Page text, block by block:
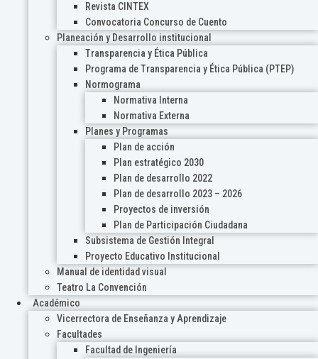
Revista CINTEX
Convocatoria Concurso de Cuento
Planeación y Desarrollo institucional
Transparencia y Ética Pública
Programa de Transparencia y Ética Pública (PTEP)
Normograma
Normativa Interna
Normativa Externa
Planes y Programas
Plan de acción
Plan estratégico 2030
Plan de desarrollo 2022
Plan de desarrollo 2023 – 2026
Proyectos de inversión
Plan de Participación Ciudadana
Subsistema de Gestión Integral
Proyecto Educativo Institucional
Manual de identidad visual
Teatro La Convención
Académico
Vicerrectora de Enseñanza y Aprendizaje
Facultades
Facultad de Ingeniería